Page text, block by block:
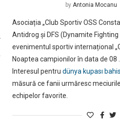
byAntonia Mocanu
Asociația „Club Sportiv OSS
Antidrog și DFS (Dynamite
evenimentul sportiv internațional
Noaptea campionilor în data de 08 …
Interesul pentru dünya kupası bahis
măsură ce fanii urmăresc
echipelor favorite.